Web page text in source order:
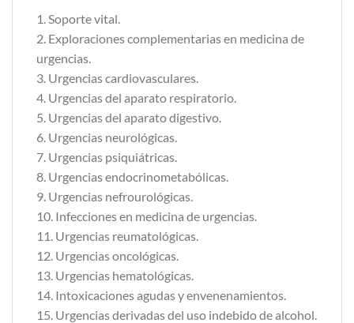
1. Soporte vital.
2. Exploraciones complementarias en medicina de
urgencias.
3. Urgencias cardiovasculares.
4. Urgencias del aparato respiratorio.
5. Urgencias del aparato digestivo.
6. Urgencias neurológicas.
7. Urgencias psiquiátricas.
8. Urgencias endocrinometabólicas.
9. Urgencias nefrourológicas.
10. Infecciones en medicina de urgencias.
11. Urgencias reumatológicas.
12. Urgencias oncológicas.
13. Urgencias hematológicas.
14. Intoxicaciones agudas y envenenamientos.
15. Urgencias derivadas del uso indebido de alcohol.